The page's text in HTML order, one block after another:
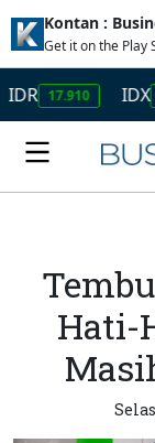
Kontan :
Get it on the Play
IDX +1.04%
Hati-